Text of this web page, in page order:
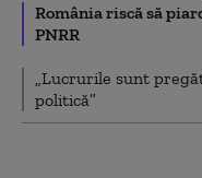
România riscă să
PNRR
„Lucrurile sunt
politică”